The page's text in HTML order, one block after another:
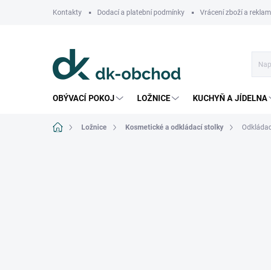
Kontakty Dodací a platební podmínky Vrácení zboží a
OBÝVACÍ POKOJ LOŽNICE KUCHYŇ A JÍDELNA
Domů Ložnice Kosmetické a odkládací stolky